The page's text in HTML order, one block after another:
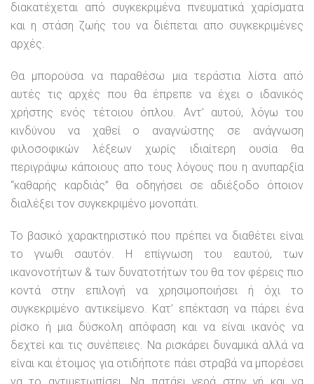
διακατέχεται από συγκεκριμένα πνευματικά χαρίσματα
και η στάση ζωής του να διέπεται απο συγκεκριμένες
αρχές.
Θα μπορούσα να παραθέσω μια τεράστια λίστα από
αυτές τις αρχές που θα έπρεπε να έχει ο ιδανικός
χρήστης ενός τέτοιου όπλου. Αντ’ αυτού, λόγω του
κινδύνου να χαθεί ο αναγνώστης σε ανάγνωση
φιλοσοφικών λέξεων χωρίς ιδιαίτερη ουσία θα
περιγράψω κάποιους απο τους λόγους που η ανυπαρξία
“καθαρής καρδιάς” θα οδηγήσει σε αδιέξοδο όποιον
διαλέξει τον συγκεκριμένο μονοπάτι.
Το βασικό χαρακτηριστικό που πρέπει να διαθέτει είναι
το γνωθι σαυτόν. Η επίγνωση του εαυτού, των
ικανονοτήτων & των δυνατοτήτων του θα τον φέρεις πιο
κοντά στην επιλογή να χρησιμοποιήσει ή όχι το
συγκεκριμένο αντικείμενο. Κατ’ επέκταση να πάρει ένα
ρίσκο ή μια δύσκολη απόφαση και να είναι ικανός να
δεχτεί και τις συνέπειες. Να ρισκάρει δυναμικά αλλά να
είναι και έτοιμος για οτιδήποτε πάει στραβά να μπορέσει